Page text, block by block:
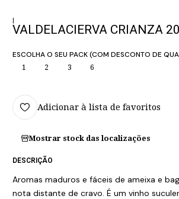
|
VALDELACIERVA CRIANZA
ESCOLHA O SEU PACK (COM DESCONTO DE
1 2 3 6
Adicionar à lista de favoritos
Mostrar stock das localizações
DESCRIÇÃO
Aromas maduros e fáceis de ameixa e
nota distante de cravo. É um vinho